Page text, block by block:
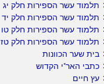
תלמוד עשר הספירות חלק יג
תלמוד עשר הספירות חלק יד
תלמוד עשר הספירות חלק טו
תלמוד עשר הספירות חלק טז
בית שער הכוונות
כתבי האר"י הקדוש
עץ חיים